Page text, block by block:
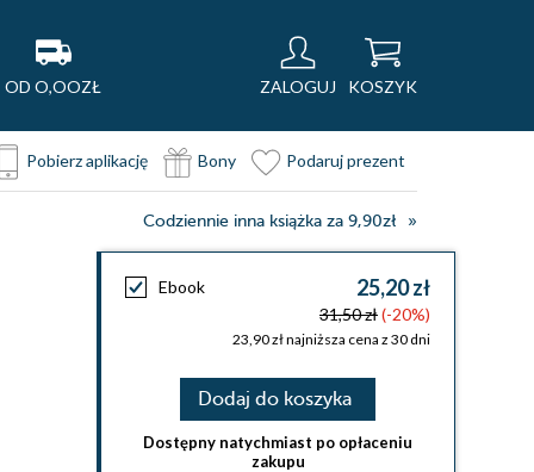
OD O,OOZŁ ZALOGUJ KOSZYK
Pobierz aplikację Bony Podaruj prezent
Codziennie inna książka za 9,90zł
Ebook 25,20 zł
31,50 zł(-20%)
23,90 zł najniższa cena z 30 dni
Dodaj do koszyka
Dostępny natychmiast po opłaceniu
zakupu